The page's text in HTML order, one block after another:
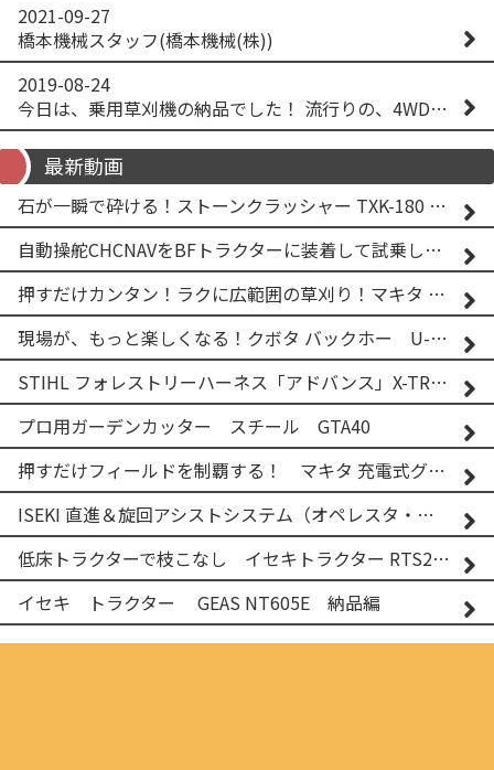
2021-09-27
橋本機械スタッフ(橋本機械(株))
2019-08-24
今日は、乗用草刈機の納品でした！ 流行りの、4WD！ #イセキアグリ #オーレック #四駆 #増税間近
最新動画
石が一瞬で砕ける！ストーンクラッシャー TXK-180 実演
自動操舵CHCNAVをBFトラクターに装着して試乗してみた！！ CHCNAV NX610
押すだけカンタン！ラクに広範囲の草刈り！マキタ バッテリー式草刈り機 MUG001G 2
現場が、もっと楽しくなる！クボタ バックホー U-25-3A
STIHL フォレストリーハーネス「アドバンス」X-TREEm
プロ用ガーデンカッター スチール GTA40
押すだけフィールドを制覇する！ マキタ 充電式グランドトリマー MUG001G
ISEKI 直進＆旋回アシストシステム（オペレスタ・ターン）搭載 イセキ 乗用田植機 PRJ8D-ZJL
低床トラクターで枝こなし イセキトラクター RTS205NS & フレールモア FNC1202F
イセキ トラクター GEAS NT605E 納品編